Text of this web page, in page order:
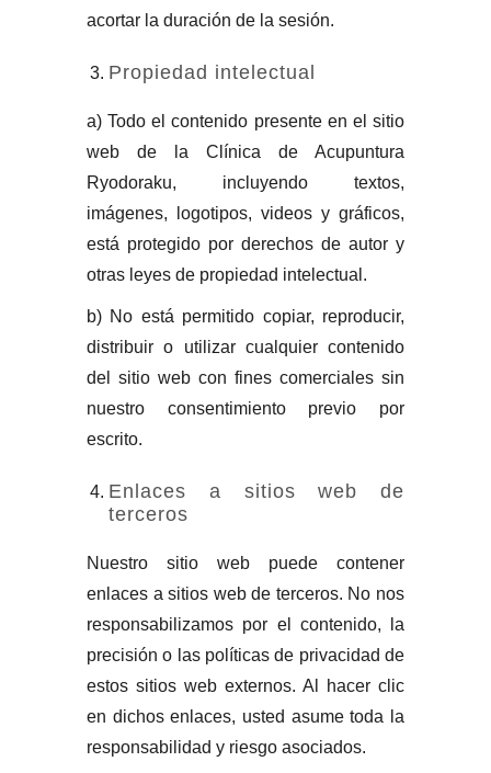
acortar la duración de la sesión.
Propiedad intelectual
a) Todo el contenido presente en el sitio
web de la Clínica de Acupuntura
Ryodoraku, incluyendo textos,
imágenes, logotipos, videos y gráficos,
está protegido por derechos de autor y
otras leyes de propiedad intelectual.
b) No está permitido copiar, reproducir,
distribuir o utilizar cualquier contenido
del sitio web con fines comerciales sin
nuestro consentimiento previo por
escrito.
Enlaces a sitios web de
terceros
Nuestro sitio web puede contener
enlaces a sitios web de terceros. No nos
responsabilizamos por el contenido, la
precisión o las políticas de privacidad de
estos sitios web externos. Al hacer clic
en dichos enlaces, usted asume toda la
responsabilidad y riesgo asociados.